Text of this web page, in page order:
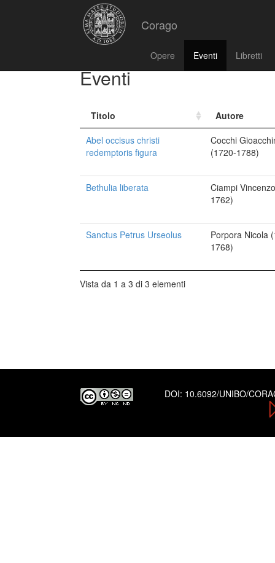
Corago
Opere Eventi Libretti
Eventi
Titolo
Autore
Abel occisus christi
redemptoris figura
Cocchi
(1720-1788)
Bethulia liberata
Ciampi
1762)
Sanctus Petrus Urseolus
Porpora Nicola
1768)
Vista da 1 a 3 di 3 elementi
DOI: 10.6092/UNIBO/